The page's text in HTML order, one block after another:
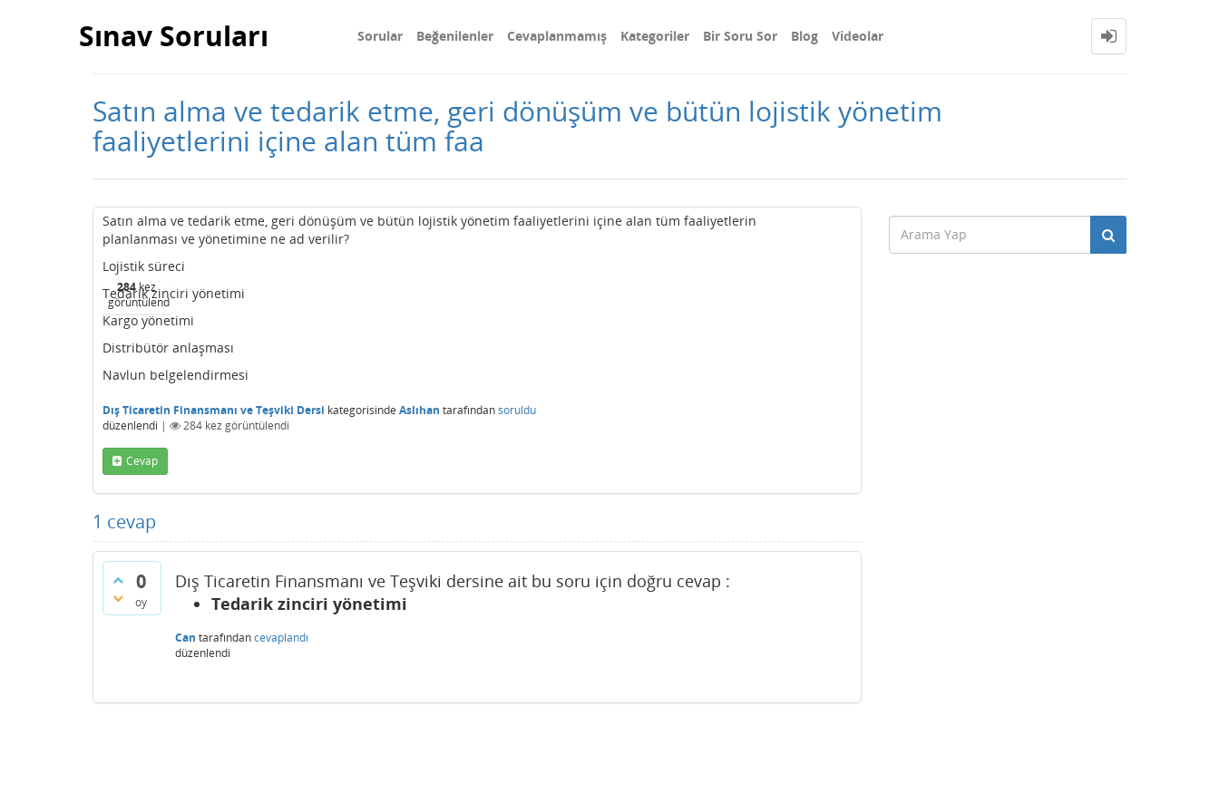
Sınav Soruları Sorular Beğenilenler Cevaplanmamış Kategoriler Bir Soru Sor Blog Videolar
Satın alma ve tedarik etme, geri dönüşüm ve bütün lojistik yönetim
faaliyetlerini içine alan tüm faa
284kez
görüntülendi
Satın alma ve tedarik etme, geri dönüşüm ve bütün lojistik yönetim faaliyetlerini içine alan tüm faaliyetlerin
planlanması ve yönetimine ne ad verilir?
Lojistik süreci
Tedarik zinciri yönetimi
Kargo yönetimi
Distribütör anlaşması
Navlun belgelendirmesi
Dış Ticaretin Finansmanı ve Teşviki Dersi kategorisinde Aslıhan tarafındansoruldu
düzenlendi | 284 kez görüntülendi
Cevap
1 cevap
0
oy
Dış Ticaretin Finansmanı ve Teşviki dersine ait bu soru için doğru cevap :
Tedarik zinciri yönetimi
Can tarafındancevaplandı
düzenlendi